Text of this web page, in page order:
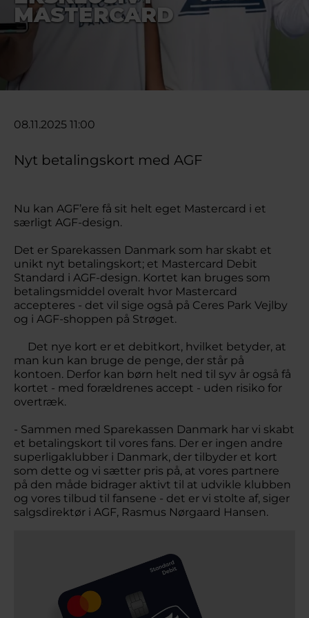
MASTERCARD
08.11.2025 11:00
Nyt betalingskort med AGF
Nu kan AGF’ere få sit helt eget Mastercard i et
særligt AGF-design.
Det er Sparekassen Danmark som har skabt et
unikt nyt betalingskort; et Mastercard Debit
Standard i AGF-design. Kortet kan bruges som
betalingsmiddel overalt hvor Mastercard
accepteres - det vil sige også på Ceres Park Vejlby
og i AGF-shoppen på Strøget.
Det nye kort er et debitkort, hvilket betyder, at
man kun kan bruge de penge, der står på
kontoen. Derfor kan børn helt ned til syv år også få
kortet - med forældrenes accept - uden risiko for
overtræk.
- Sammen med Sparekassen Danmark har vi skabt
et betalingskort til vores fans. Der er ingen andre
superligaklubber i Danmark, der tilbyder et kort
som dette og vi sætter pris på, at vores partnere
på den måde bidrager aktivt til at udvikle klubben
og vores tilbud til fansene - det er vi stolte af, siger
salgsdirektør i AGF, Rasmus Nørgaard Hansen.